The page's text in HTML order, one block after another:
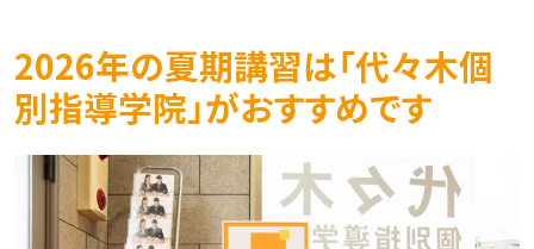
2026年の夏期講習は「代々木個
別指導学院」がおすすめです